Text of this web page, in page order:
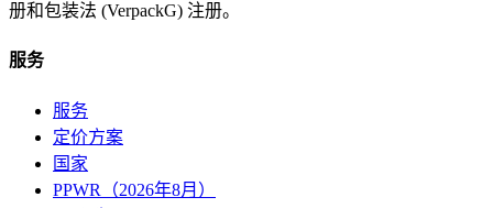
册和包装法 (VerpackG) 注册。
服务
服务
定价方案
国家
PPWR（2026年8月）